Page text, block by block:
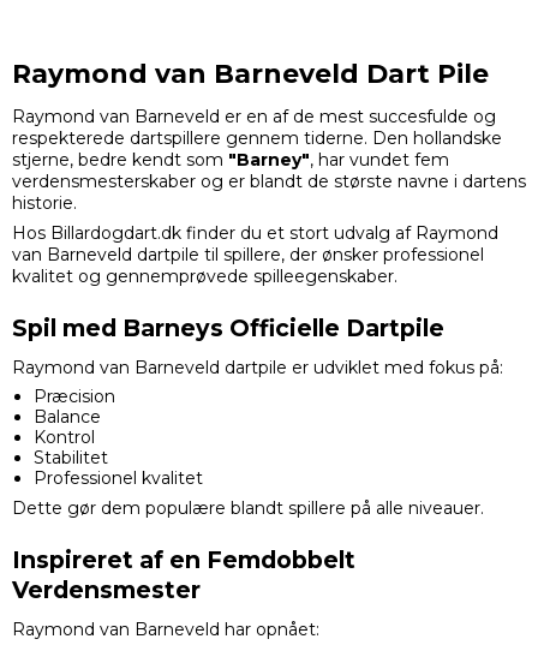
Raymond van Barneveld Dart Pile
Raymond van Barneveld er en af de mest succesfulde og
respekterede dartspillere gennem tiderne. Den hollandske
stjerne, bedre kendt som "Barney", har vundet fem
verdensmesterskaber og er blandt de største navne i dartens
historie.
Hos Billardogdart.dk finder du et stort udvalg af Raymond
van Barneveld dartpile til spillere, der ønsker professionel
kvalitet og gennemprøvede spilleegenskaber.
Spil med Barneys Officielle Dartpile
Raymond van Barneveld dartpile er udviklet med fokus på:
Præcision
Balance
Kontrol
Stabilitet
Professionel kvalitet
Dette gør dem populære blandt spillere på alle niveauer.
Inspireret af en Femdobbelt
Verdensmester
Raymond van Barneveld har opnået: